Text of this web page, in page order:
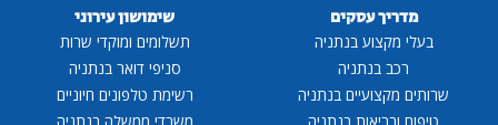
מדריך עסקים
בעלי מקצוע בנתניה
רכב בנתניה
שרותים מקצועיים בנתניה
שימושון עירוני
תשלומים ומוקדי שרות
סניפי דואר בנתניה
רשימת טלפונים חיוניים